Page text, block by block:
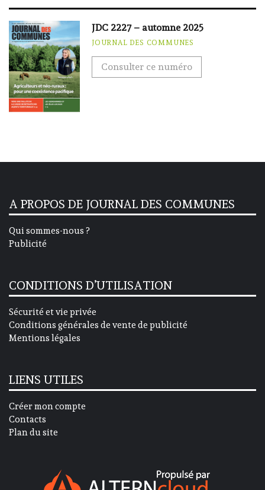
JDC 2227 – automne 2025
JOURNAL DES COMMUNES
Consulter ce numéro
A PROPOS DE JOURNAL DES COMMUNES
Qui sommes-nous ?
Publicité
CONDITIONS D’UTILISATION
Sécurité et vie privée
Conditions générales de vente de publicité
Mentions légales
LIENS UTILES
Créer mon compte
Contacts
Plan du site